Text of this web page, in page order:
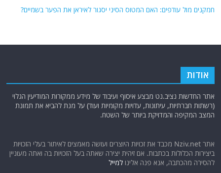
חמקנים מול עודפים: האם המטוס הסיני יסגור לאיראן את הפער בשמיים?
אודות
אתר החדשות נציב.נט מבצע איסוף ועיבוד של מידע ממקורות המודיעין הגלוי
(רשתות חברתיות, עיתונות, עדויות מקומיות ועוד) על מנת להביא את תמונת
המצב המקיפה והמדויקת ביותר של השטח.
אתר Nziv.net מכבד את זכויות היוצרים ועושה מאמצים לאיתור בעלי הזכויות
ביצירות הכלולות בכתבות. אם זיהית יצירה שאתה בעל הזכויות בה ואתה מעוניין
להסירה מהכתבה, אנא פנה אלינולמייל